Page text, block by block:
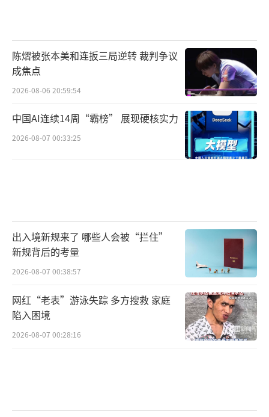
陈熠被张本美和连扳三局逆转 裁判争议
成焦点
2026-08-06 20:59:54
中国AI连续14周“霸榜” 展现硬核实力
2026-08-07 00:33:25
出入境新规来了 哪些人会被“拦住”
新规背后的考量
2026-08-07 00:38:57
网红“老表”游泳失踪 多方搜救 家庭
陷入困境
2026-08-07 00:28:16